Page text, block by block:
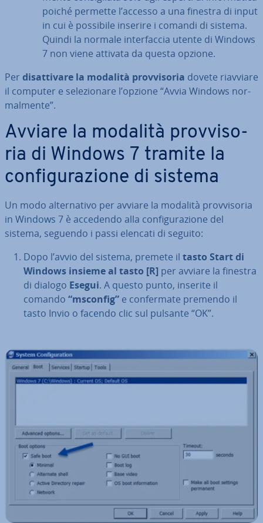
poiché permette l’accesso a una finestra di input
in cui è possibile inserire i comandi di sistema.
Quindi la normale in­ter­fac­cia utente di Windows
7 non viene attivata da questa opzione.
Per di­sat­ti­va­re la modalità prov­vi­so­ria dovete riavviare
il computer e se­le­zio­na­re l’opzione “Avvia Windows nor­
mal­men­te”.
Avviare la modalità prov­vi­so­
ria di Windows 7 tramite la
con­fi­gu­ra­zio­ne di sistema
Un modo al­ter­na­ti­vo per avviare la modalità prov­vi­so­ria
in Windows 7 è accedendo alla con­fi­gu­ra­zio­ne del
sistema, seguendo i passi elencati di seguito:
Dopo l’avvio del sistema, premete il tasto Start di
Windows insieme al tasto [R] per avviare la finestra
di dialogo Esegui. A questo punto, inserite il
comando “msconfig” e con­fer­ma­te premendo il
tasto Invio o facendo clic sul pulsante “OK”.